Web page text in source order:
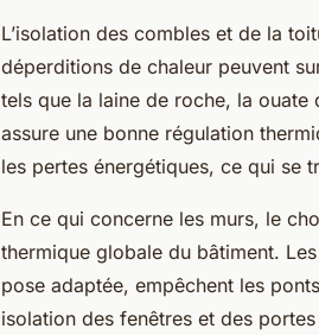
L’isolation des combles et de la
déperditions de chaleur peuvent
tels que la laine de roche, la
assure une bonne régulation
les pertes énergétiques, ce qui se
En ce qui concerne les murs, le
thermique globale du bâtiment.
pose adaptée, empêchent les
isolation des fenêtres et des